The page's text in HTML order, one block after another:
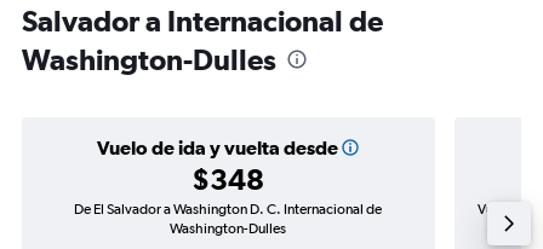
Salvador a Internacional de
Washington-Dulles
Vuelo de ida y vuelta desde
$348
De El Salvador a Washington D. C. Internacional de
Washington-Dulles
Vuelo de